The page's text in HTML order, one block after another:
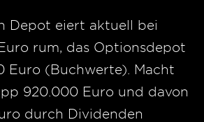
Depot eiert aktuell bei
rum, das Optionsdepot
Euro (Buchwerte). Macht
920.000 Euro und davon
durch Dividenden